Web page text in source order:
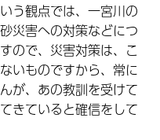
う観点では、一宮川の
災害への対策などにつ
ので、災害対策は、こ
いものですから、常に
が、あの教訓を受けて
きていると確信をして